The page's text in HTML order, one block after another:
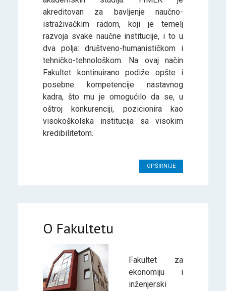
akreditovan za bavljenje naučno-
istraživačkim radom, koji je temelj
razvoja svake naučne institucije, i to u
dva polja: društveno-humanističkom i
tehničko-tehnološkom. Na ovaj način
Fakultet kontinuirano podiže opšte i
posebne kompetencije nastavnog
kadra, što mu je omogućilo da se, u
oštroj konkurenciji, pozicionira kao
visokoškolska institucija sa visokim
kredibilitetom.
OPŠIRNIJE
O Fakultetu
Fakultet za
ekonomiju i
inženjerski